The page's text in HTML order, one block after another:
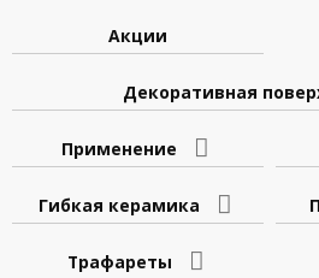
Акции
Декоративная
Применение
Гибкая керамика
Трафареты